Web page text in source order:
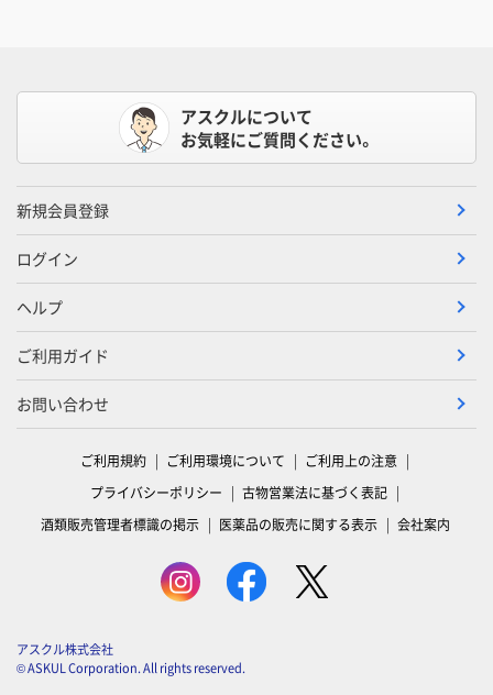
アスクルについて
お気軽にご質問ください。
新規会員登録
ログイン
ヘルプ
ご利用ガイド
お問い合わせ
ご利用規約 ご利用環境について
ご利用上の注意
プライバシーポリシー
古物営業法に基づく表記
酒類販売管理者標識の掲示
医薬品の販売に関する表示 会社案内
アスクル株式会社
© ASKUL Corporation. All rights reserved.